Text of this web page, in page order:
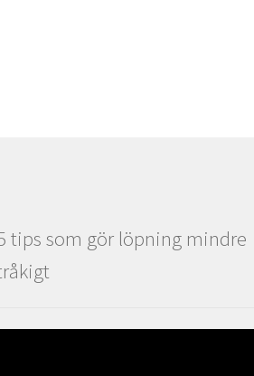
tips som gör löpning mindre